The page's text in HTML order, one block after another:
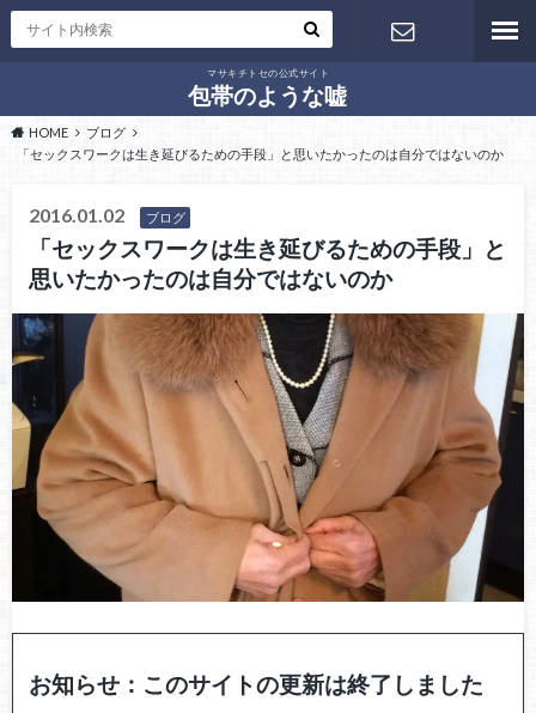
マサキチトセの公式サイト
包帯のような嘘
せ
HOME
ブログ
「セックスワークは生き延びるための手段」と思いたかったのは自分ではないのか
2016.01.02 ブログ
「セックスワークは生き延びるための手段」と
思いたかったのは自分ではないのか
お知らせ：このサイトの更新は終了しました